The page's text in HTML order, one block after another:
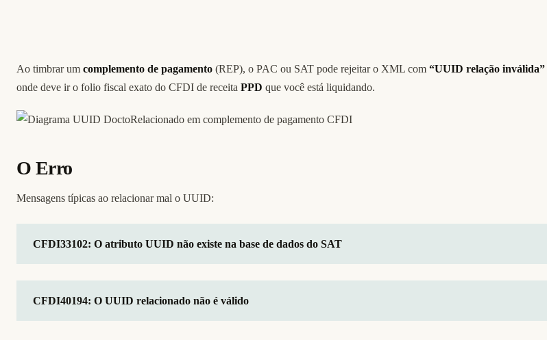
Ao timbrar um complemento de pagamento (REP), o PAC ou SAT pode rejeitar o XML com “UUID relação inválida”
onde deve ir o folio fiscal exato do CFDI de receita PPD que você está liquidando.
O Erro
Mensagens típicas ao relacionar mal o UUID:
CFDI33102: O atributo UUID não existe na base de dados do SAT
CFDI40194: O UUID relacionado não é válido